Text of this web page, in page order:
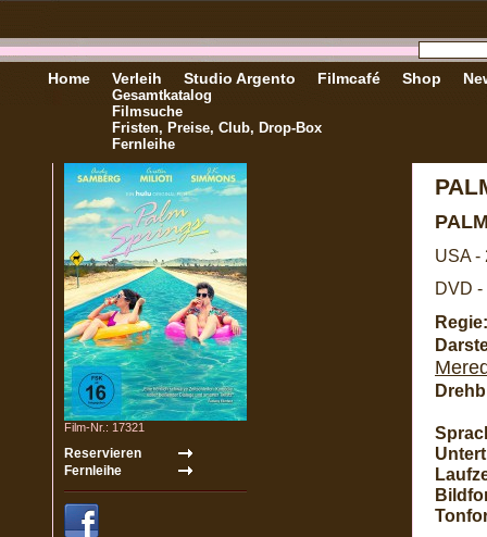
Home Verleih
Gesamtkatalog
Filmsuche
Fristen, Preise, Club, Drop-Box
Fernleihe
Studio Argento Filmcafé Shop
Film-Nr.: 17321
USA -
DVD
Regie: